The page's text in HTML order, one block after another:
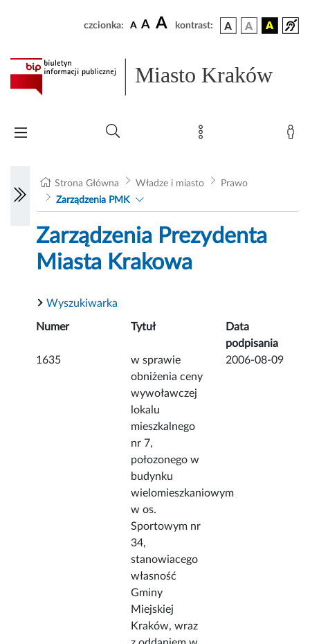
czcionka: A A A kontrast:
Miasto Kraków
Strona Główna Władze i miasto
Prawo
Zarządzenia PMK
Zarządzenia Prezydenta
Miasta Krakowa
Wyszukiwarka
Numer Tytuł
Data
podpisania
1635
w sprawie
obniżenia ceny
wywoławczej
lokalu
mieszkalnego
nr 7,
połozonego w
budynku
wielomieszkaniowym
w os.
Sportowym nr
34,
stanowiacego
własność
Gminy
Miejskiej
Kraków, wraz
2006-08-09